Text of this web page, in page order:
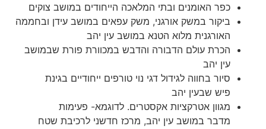
כפר האומנים ובתי המלאכה הייחודים במושב צוקים
ביקור במשק אורגני, משק עפאים במושב עידן ובחממה
האורגנית מלוא הטנא במושב עין יהב
הכרת עולם הדבורה והדבש במכוורת פורת שבמושב
עין יהב
סיור בחווה לגידול דגי נוי טורפים ייחודיים בגינת
פיש שבעין יהב
מגוון אטרקציות אקסטרים. לדוגמא- פעימות
מדבר במושב עין יהב, מרכז חדשני לרכיבת שטח